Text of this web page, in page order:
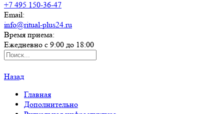
+7 495 150-36-47
Email:
info@ritual-plus24.ru
Время приема:
Ежедневно с 9:00 до 18:00
Назад
Главная
Дополнительно